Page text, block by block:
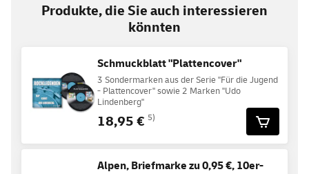
Produkte, die Sie auch interessieren
könnten
Schmuckblatt "Plattencover"
3 Sondermarken aus der Serie "Für die Jugend
- Plattencover" sowie 2 Marken "Udo
Lindenberg"
18,95 € 5)
Alpen, Briefmarke zu 0,95 €, 10er-